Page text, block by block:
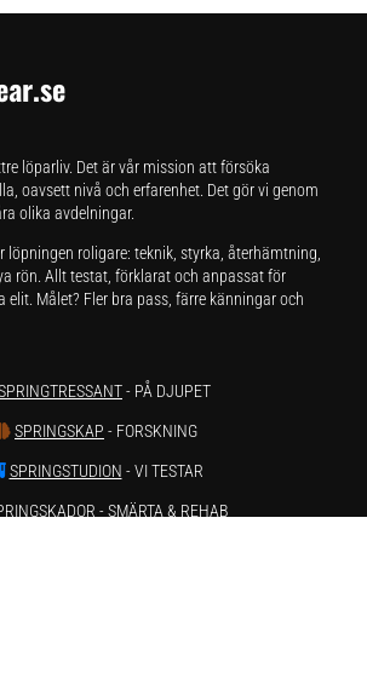
löparliv. Det är vår mission att försöka
oavsett nivå och erfarenhet. Det gör vi genom
olika avdelningar.
löpningen roligare: teknik, styrka, återhämtning,
rön. Allt testat, förklarat och anpassat för
elit. Målet? Fler bra pass, färre känningar och
- PÅ DJUPET
SPRINGSKAP - FORSKNING
SPRINGSTUDION - VI TESTAR
- SMÄRTA & REHAB